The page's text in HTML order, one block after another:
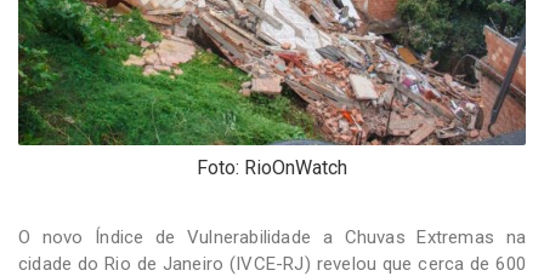
Sistemas
Foto: RioOnWatch
O novo Índice de Vulnerabilidade a Chuvas Extremas na
cidade do Rio de Janeiro (IVCE-RJ) revelou que cerca de 600